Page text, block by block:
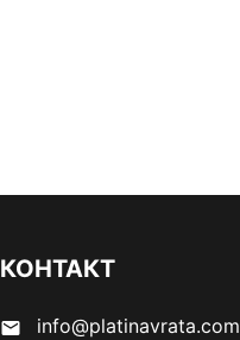
КОНТАКТ
email info@platinavrata.com